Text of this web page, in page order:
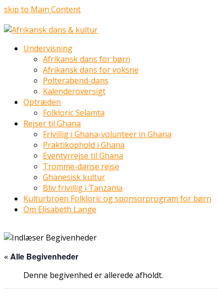
skip to Main Content
Undervisning
Afrikansk dans for børn
Afrikansk dans for voksne
Polterabend-dans
Kalenderoversigt
Optræden
Folkloric Selamta
Rejser til Ghana
Frivillig i Ghana-volunteer in Ghana
Praktikophold i Ghana
Eventyrrejse til Ghana
Tromme-danse rejse
Ghanesisk kultur
Bliv frivillig i Tanzania
Kulturbroen Folkloric og sponsorprogram for børn
Om Elisabeth Lange
« Alle Begivenheder
Denne begivenhed er allerede afholdt.